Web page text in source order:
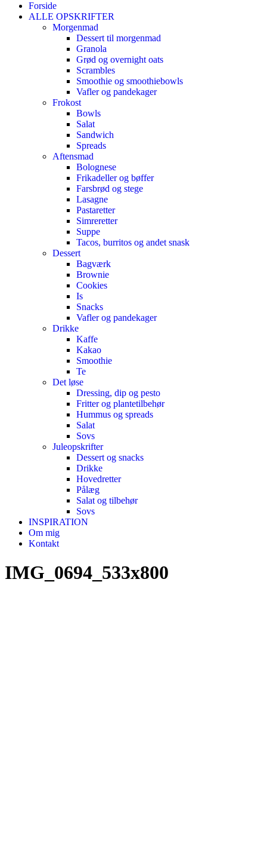
Forside
ALLE OPSKRIFTER
Morgenmad
Dessert til morgenmad
Granola
Grød og overnight oats
Scrambles
Smoothie og smoothiebowls
Vafler og pandekager
Frokost
Bowls
Salat
Sandwich
Spreads
Aftensmad
Bolognese
Frikadeller og bøffer
Farsbrød og stege
Lasagne
Pastaretter
Simreretter
Suppe
Tacos, burritos og andet snask
Dessert
Bagværk
Brownie
Cookies
Is
Snacks
Vafler og pandekager
Drikke
Kaffe
Kakao
Smoothie
Te
Det løse
Dressing, dip og pesto
Fritter og plantetilbehør
Hummus og spreads
Salat
Sovs
Juleopskrifter
Dessert og snacks
Drikke
Hovedretter
Pålæg
Salat og tilbehør
Sovs
INSPIRATION
Om mig
Kontakt
IMG_0694_533x800